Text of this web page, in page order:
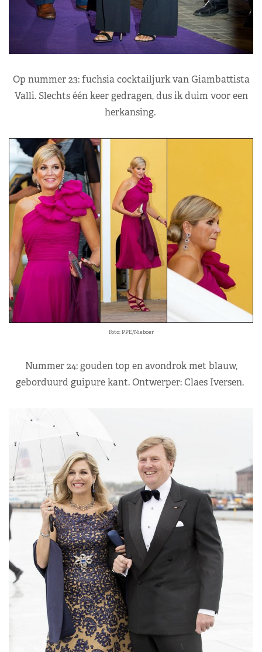
Op nummer 23: fuchsia cocktailjurk van Giambattista
Valli. Slechts één keer gedragen, dus ik duim voor een
herkansing.
Foto: PPE/Nieboer
Nummer 24: gouden top en avondrok met blauw,
geborduurd guipure kant. Ontwerper: Claes Iversen.